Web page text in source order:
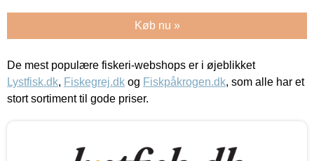
Køb nu »
De mest populære fiskeri-webshops er i øjeblikket
Lystfisk.dk, Fiskegrej.dk og Fiskpåkrogen.dk, som alle har et
stort sortiment til gode priser.